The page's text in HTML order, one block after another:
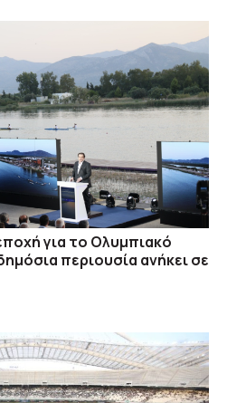
για το Ολυμπιακό
περιουσία ανήκει σε